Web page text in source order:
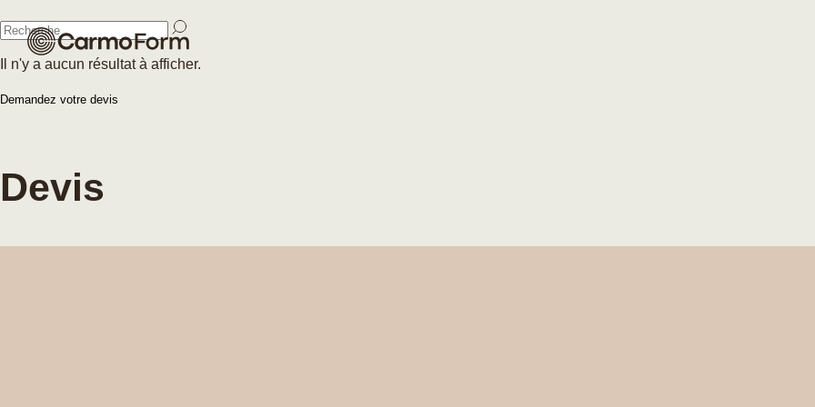
Il n'y a aucun résultat à afficher.
Demandez votre devis
Fermer
Devis